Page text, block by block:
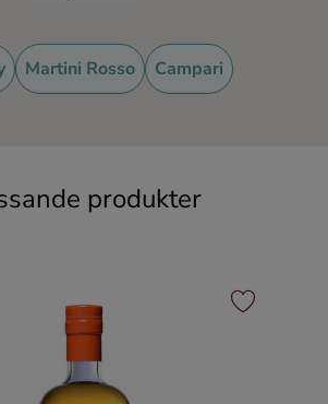
Martini Rosso Campari
produkter